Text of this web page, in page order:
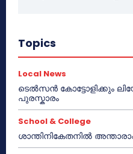
Topics
Local News
ടെൽസൻ കോട്ടോളിക്കും
പുരസ്കാരം
School & College
ശാന്തിനികേതനിൽ